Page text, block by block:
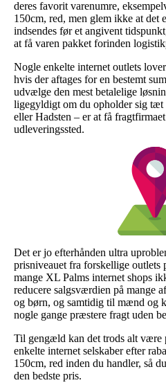
deres favorit varenumre,
150cm, red, men glem ikke at det
indsendes før et angivent
at få varen pakket forinden
Nogle enkelte internet outlets
hvis der aftages for en bestemt
udvælge den mest betalelige
ligegyldigt om du opholder sig tæt
eller Hadsten – er at få
udleveringssted.
Det er jo efterhånden ultra
prisniveauet fra forskellige outlets
mange XL Palms internet shops
reducere salgsværdien på mange
og børn, og samtidig til mænd og
nogle gange præstere fragt uden
Til gengæld kan det trods alt være
enkelte internet selskaber efter
150cm, red inden du handler, så
den bedste pris.